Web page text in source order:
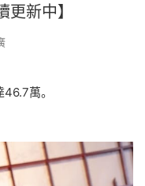
新中】
萬。